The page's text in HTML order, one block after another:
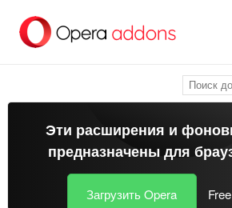
перейти
Эти расширения и
предназначены для
Загрузить Opera